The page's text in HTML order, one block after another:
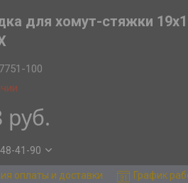
для хомут-стяжки
100
руб.
41-90
оплаты и доставки График